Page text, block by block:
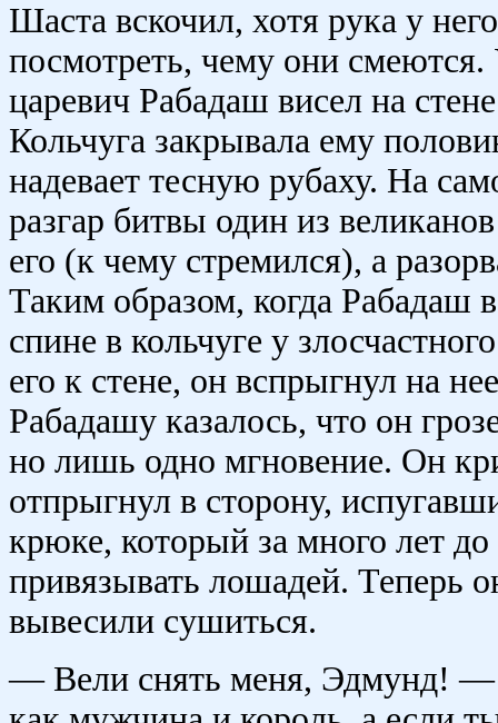
Шаста вскочил, хотя рука у
посмотреть, чему они смеются.
царевич Рабадаш висел на
Кольчуга закрывала ему
надевает тесную рубаху. На
разгар битвы один из
его (к чему стремился), а
Таким образом, когда Рабадаш
спине в кольчуге у
его к стене, он вспрыгнул на
Рабадашу казалось, что он
но лишь одно мгновение. Он
отпрыгнул в сторону,
крюке, который за много лет
привязывать лошадей. Теперь
вывесили сушиться.
— Вели снять меня, Эдмунд! —